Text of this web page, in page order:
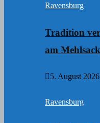
Ravensburg
Tradition
am Mehlsack
5. August 2026
Ravensburg